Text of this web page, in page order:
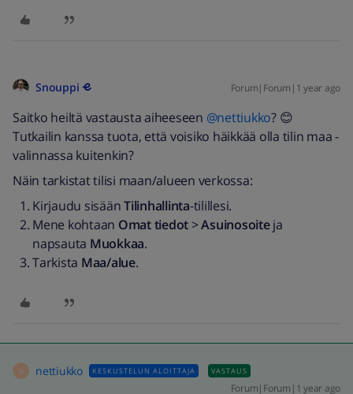
Snouppi Forum|Forum|1 year ago
Saitko heiltä vastausta aiheeseen ​ @nettiukko? 😊
Tutkailin kanssa tuota, että voisiko häikkää olla tilin maa -
valinnassa kuitenkin?
Näin tarkistat tilisi maan/alueen verkossa:
Kirjaudu sisäänTilinhallinta-tilillesi.
Mene kohtaan Omat tiedot >Asuinosoiteja
napsauta Muokkaa.
Tarkista Maa/alue.
N nettiukko KESKUSTELUN ALOITTAJA VASTAUS
Forum|Forum|1 year ago